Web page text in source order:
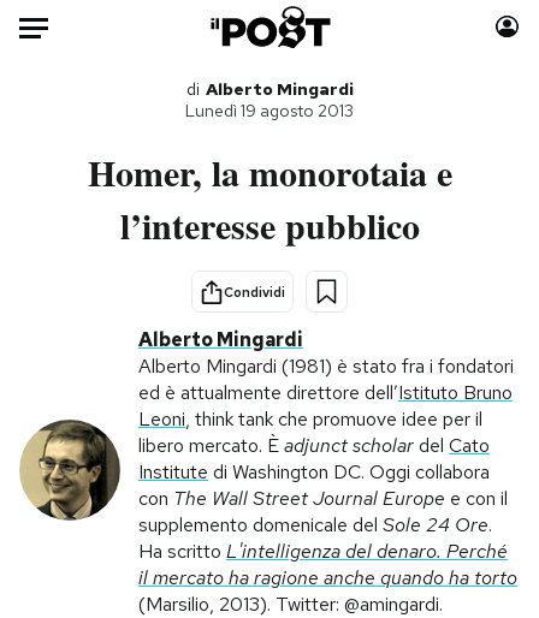
Auto
Mondo
Economia
Sport
Libri
Consumismi
Storie/Idee
Media
Altrecose
Mondiali calcio 2026
di Alberto Mingardi
Lunedì 19 agosto 2013
Homer, la monorotaia e
l’interesse pubblico
Condividi
Alberto Mingardi
Alberto Mingardi (1981) è stato fra i fondatori
ed è attualmente direttore dell’Istituto Bruno
Leoni, think tank che promuove idee per il
libero mercato. Èadjunct scholardel Cato
Institute di Washington DC. Oggi collabora
con The Wall Street Journal Europe e con il
supplemento domenicale del Sole 24 Ore.
Ha scritto L'intelligenza del denaro. Perché
il mercato ha ragione anche quando ha torto
(Marsilio, 2013). Twitter: @amingardi.